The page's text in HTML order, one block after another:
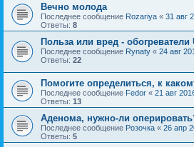
Вечно молода
Последнее сообщение Rozariya « 31 авг
Ответы: 8
Польза или вред - обогреватели
Последнее сообщение Rynaty « 24 авг
Ответы: 22
Помогите определиться, к
Последнее сообщение Fedor « 21 авг
Ответы: 13
Аденома, нужно-ли
Последнее сообщение Розочка « 26 апр
Ответы: 5